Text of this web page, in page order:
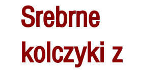
Srebrne
kolczyki z